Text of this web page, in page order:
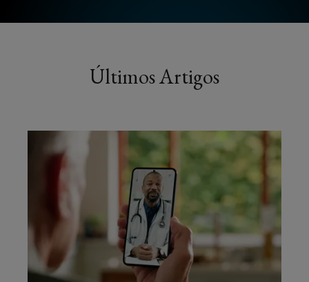
Últimos Artigos